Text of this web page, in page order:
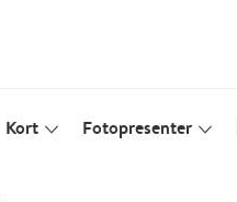
Kort slim_arrow_down Fotopresenter slim_arrow_down